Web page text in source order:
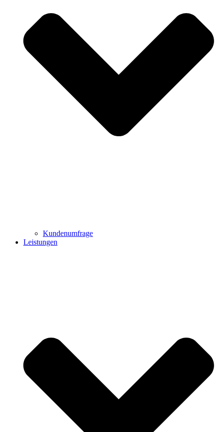
Kundenumfrage
Leistungen